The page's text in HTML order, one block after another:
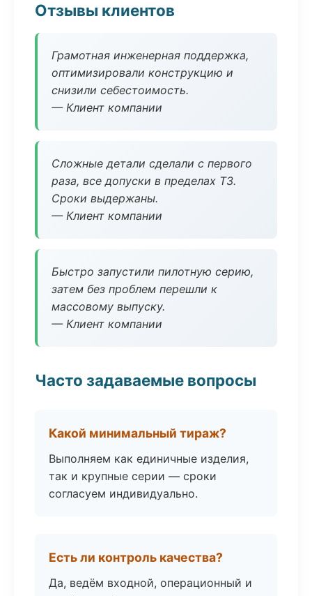
Отзывы клиентов
Грамотная инженерная поддержка,
оптимизировали конструкцию и
снизили себестоимость.
— Клиент компании
Сложные детали сделали с первого
раза, все допуски в пределах ТЗ.
Сроки выдержаны.
— Клиент компании
Быстро запустили пилотную серию,
затем без проблем перешли к
массовому выпуску.
— Клиент компании
Часто задаваемые вопросы
Какой минимальный тираж?
Выполняем как единичные изделия,
так и крупные серии — сроки
согласуем индивидуально.
Есть ли контроль качества?
Да, ведём входной, операционный и